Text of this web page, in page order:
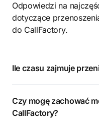
Odpowiedzi na
dotyczące
do CallFactory.
Ile czasu zajmuje
Czy mogę zachować
CallFactory?